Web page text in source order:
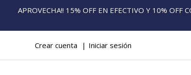
APROVECHA!! 15% OFF EN EFECTIVO Y 10% OFF
Crear cuenta Iniciar sesión